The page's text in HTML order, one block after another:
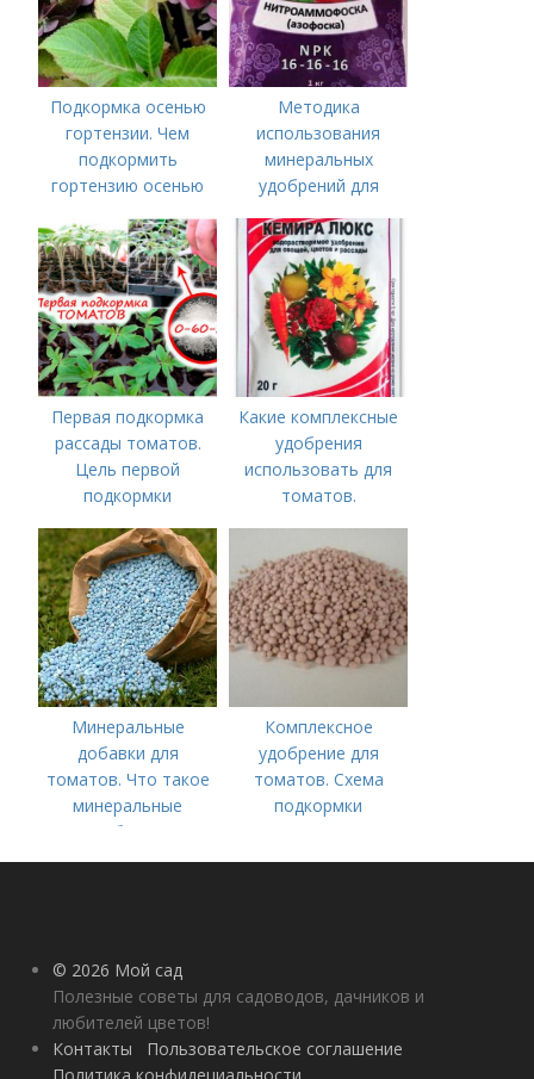
Подкормка осенью
гортензии. Чем
подкормить
гортензию осенью
Методика
использования
минеральных
удобрений для
Минеральное
питание
Первая подкормка
рассады томатов.
Цель первой
подкормки
Какие комплексные
удобрения
использовать для
томатов.
комплексные
удобрения для
помидор
Минеральные
добавки для
томатов. Что такое
минеральные
удобрения
Комплексное
удобрение для
томатов. Схема
подкормки
рассады до сбора
© 2026 Мой сад
Полезные советы для садоводов, дачников и
любителей цветов!
Контакты
Пользовательское соглашение